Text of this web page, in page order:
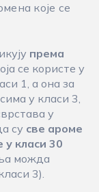
које се
према
се користе у
1, а она за
у класи 3,
у
су све ароме
класи 30
можда
3).